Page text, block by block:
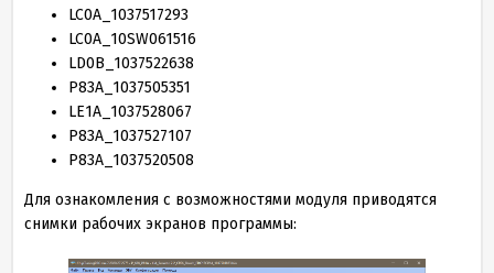
LC0A_ 1037517293
LC0A_ 10SW061516
LD0B_ 1037522638
P83A_ 1037505351
LE1A_ 1037528067
P83A_ 1037527107
P83A_ 1037520508
Для ознакомления с возможностями модуля приводятся
снимки рабочих экранов программы: